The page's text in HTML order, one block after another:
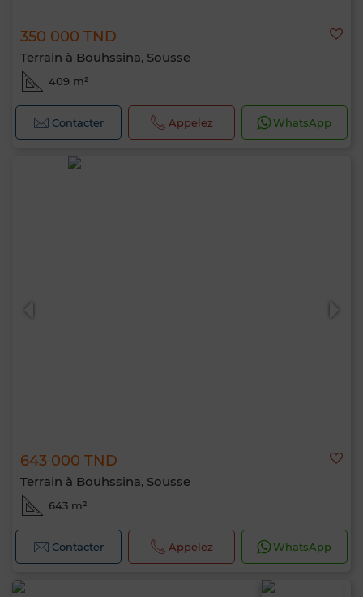
350 000 TND
Terrain à Bouhssina, Sousse
409 m²
Contacter Appelez WhatsApp
643 000 TND
Terrain à Bouhssina, Sousse
643 m²
Contacter Appelez WhatsApp